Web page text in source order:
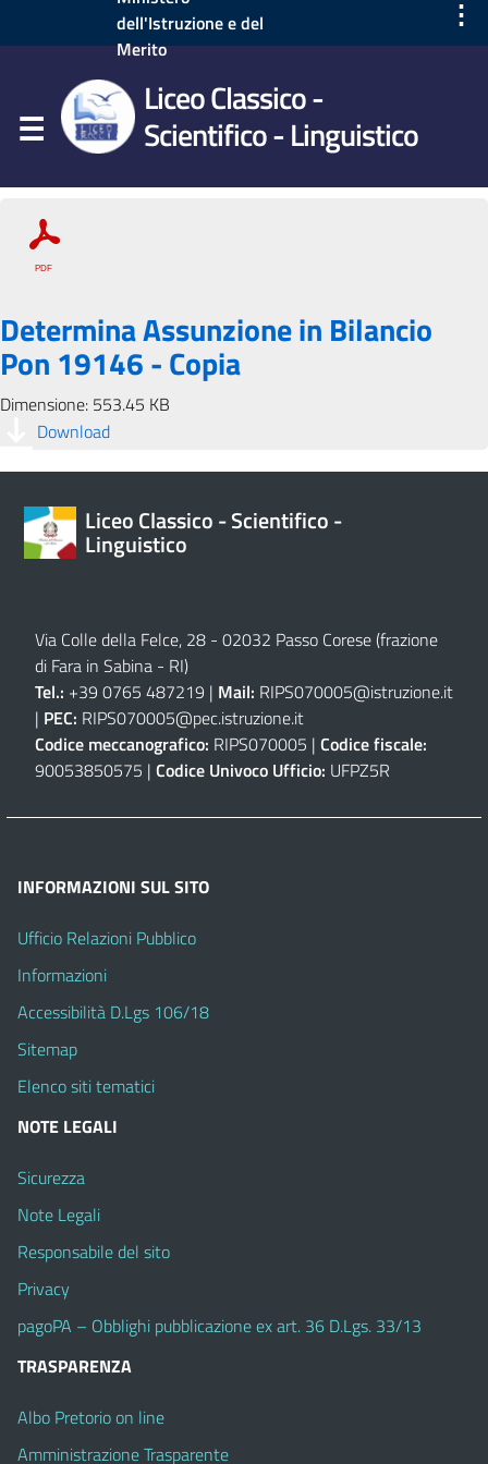
dell'Istruzione e del
Merito
⋮
Liceo Classico -
Scientifico - Linguistico
Determina Assunzione in Bilancio
Pon 19146 - Copia
Dimensione: 553.45 KB
Download
Liceo Classico - Scientifico -
Linguistico
Via Colle della Felce, 28 - 02032 Passo Corese (frazione
di Fara in Sabina - RI)
Tel.: +39 0765 487219 | Mail: RIPS070005@istruzione.it
| PEC: RIPS070005@pec.istruzione.it
Codice meccanografico: RIPS070005 | Codice fiscale:
90053850575 | Codice Univoco Ufficio: UFPZ5R
INFORMAZIONI SUL SITO
Ufficio Relazioni Pubblico
Informazioni
Accessibilità D.Lgs 106/18
Sitemap
Elenco siti tematici
NOTE LEGALI
Sicurezza
Note Legali
Responsabile del sito
Privacy
pagoPA – Obblighi pubblicazione ex art. 36 D.Lgs. 33/13
TRASPARENZA
Albo Pretorio on line
Amministrazione Trasparente